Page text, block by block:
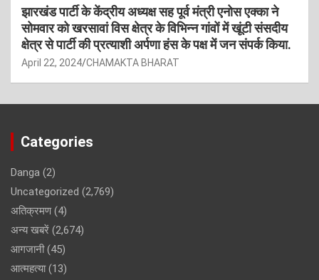
झारखंड पार्टी के केंद्रीय अध्यक्ष सह पूर्व मंत्री एनोस एक्का ने
सोमवार को खरसावां विस क्षेत्र के विभिन्न गांवों में खूंटी संसदीय
क्षेत्र से पार्टी की प्रत्याशी अर्पणा हंस के पक्ष में जन संपर्क किया.
April 22, 2024 CHAMAKTA BHARAT
Categories
Danga (2)
Uncategorized (2,769)
अतिक्रमण(4)
अन्य खबरें (2,674)
आगजानी(45)
आत्महत्या(13)